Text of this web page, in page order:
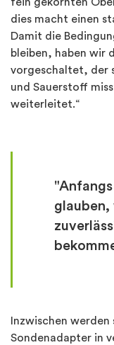
dies macht einen
Damit die
bleiben, haben wir
vorgeschaltet, der
und Sauerstoff
weiterleitet.“
glauben,
Inzwischen
Sondenadapter in